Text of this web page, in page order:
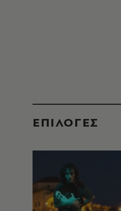
EΠΙΛΟΓΈΣ